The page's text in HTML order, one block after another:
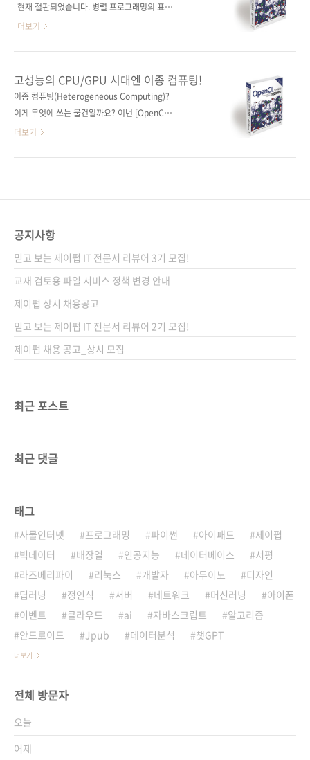
는 프로그래밍을 할 수 있을 거라면서요. 《입문
자를 위한 병렬 프로그래밍(An Introduction
을 공부하는 학생이나 실무자에 상관없이 병렬
의 개념부터 병렬 하드웨어, 그리고 병렬 하드웨
어를 활용한 병렬 소프트웨어를 제대로 학습할
수 있도록..
현재 절판되었습니다. 병렬 프로그래밍의 표준,
OpenCL 교과서! OpenCL 프레임워크를 이용
Kaufmann 원서명 Heterogeneous
Computing with OpenCL, Second Edition:
Revised OpenCL 1.2 Edition(원서 ISBN:
리 호위, 데이비드 R. 캐리, 퍼하드 미스트리, 다
나 샤 역자명 김성민 시리즈 없음 출판일 2014
더보기
고성능의 CPU/GPU 시대엔 이종 컴퓨팅!
이종 컴퓨팅(Heterogeneous Computing)?
이게 무엇에 쓰는 물건일까요? 이번 [OpenCL
을 이용한 이종 컴퓨팅(제2판)]을 번역하신 김성
이종 컴퓨팅 환경에서 가장 중요한 컴포넌트는
한 목적으로만 사용됐다면, 이종 컴퓨팅에서의
GPU는 본연의 목적 외에 CPU와 같이 연산 유
닛(computing unit)으로 사용된다. 이러한 이
종 컴퓨팅 기술을 통해 과거 슈퍼컴퓨터로나 가
능했던 날씨 및 태풍 예측과 관..
더보기
공지사항
믿고 보는 제이펍 IT 전문서 리뷰어 3기 모집!
교재 검토용 파일 서비스 정책 변경 안내
제이펍 상시 채용공고
믿고 보는 제이펍 IT 전문서 리뷰어 2기 모집!
제이펍 채용 공고_상시 모집
최근 포스트
최근 댓글
태그
사물인터넷 프로그래밍 파이썬 아이패드
제이펍
빅데이터
배장열 인공지능 데이터베이스
서평
라즈베리파이
리눅스 개발자 아두이노
디자인
딥러닝
정인식 서버 네트워크 머신러닝
아이폰
이벤트
클라우드 ai 자바스크립트
알고리즘
안드로이드
Jpub 데이터분석 챗GPT
더보기
전체 방문자
오늘
어제